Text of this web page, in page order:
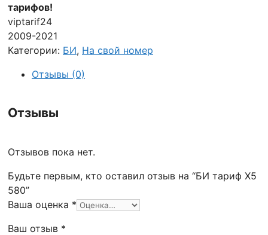
тарифов!
viptarif24
2009-2021
Категории: БИ, На свой номер
Отзывы (0)
Отзывы
Отзывов пока нет.
Будьте первым, кто оставил отзыв на “БИ тариф Х5
580”
Ваша оценка *
Ваш отзыв *